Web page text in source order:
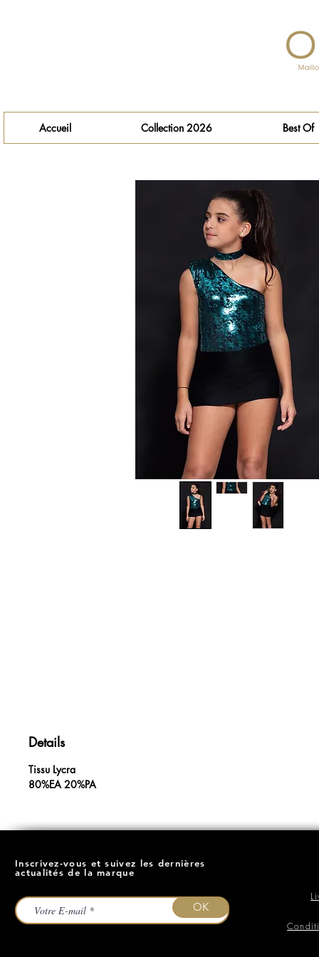
Accueil Collection 2026 Best Of
Details
Tissu Lycra
80%EA 20%PA
Inscrivez-vous et suivez les dernières
actualités de la marque
OK